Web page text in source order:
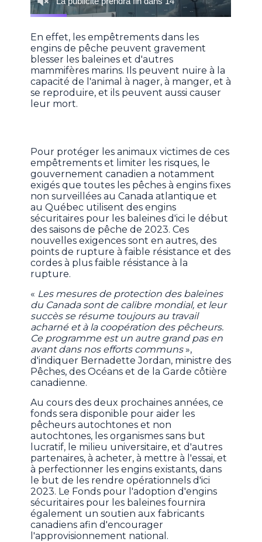
En effet, les empêtrements dans les
engins de pêche peuvent gravement
blesser les baleines et d'autres
mammifères marins. Ils peuvent nuire à la
capacité de l'animal à nager, à manger, et à
se reproduire, et ils peuvent aussi causer
leur mort.
Pour protéger les animaux victimes de ces
empêtrements et limiter les risques, le
gouvernement canadien a notamment
exigés que toutes les pêches à engins fixes
non surveillées au Canada atlantique et
au Québec utilisent des engins
sécuritaires pour les baleines d'ici le début
des saisons de pêche de 2023. Ces
nouvelles exigences sont en autres, des
points de rupture à faible résistance et des
cordes à plus faible résistance à la
rupture.
« Les mesures de protection des baleines
du Canada sont de calibre mondial, et leur
succès se résume toujours au travail
acharné et à la coopération des pêcheurs.
Ce programme est un autre grand pas en
avant dans nos efforts communs»,
d'indiquer Bernadette Jordan, ministre des
Pêches, des Océans et de la Garde côtière
canadienne.
Au cours des deux prochaines années, ce
fonds sera disponible pour aider les
pêcheurs autochtones et non
autochtones, les organismes sans but
lucratif, le milieu universitaire, et d'autres
partenaires, à acheter, à mettre à l'essai, et
à perfectionner les engins existants, dans
le but de les rendre opérationnels d'ici
2023. Le Fonds pour l'adoption d'engins
sécuritaires pour les baleines fournira
également un soutien aux fabricants
canadiens afin d'encourager
l'approvisionnement national.